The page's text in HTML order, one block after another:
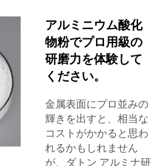
アルミニウム酸化
物粉でプロ用級の
研磨力を体験して
ください。
金属表面にプロ並みの
輝きを出すと、相当な
コストがかかると思わ
れるかもしれません
が、ダトン アルミナ研